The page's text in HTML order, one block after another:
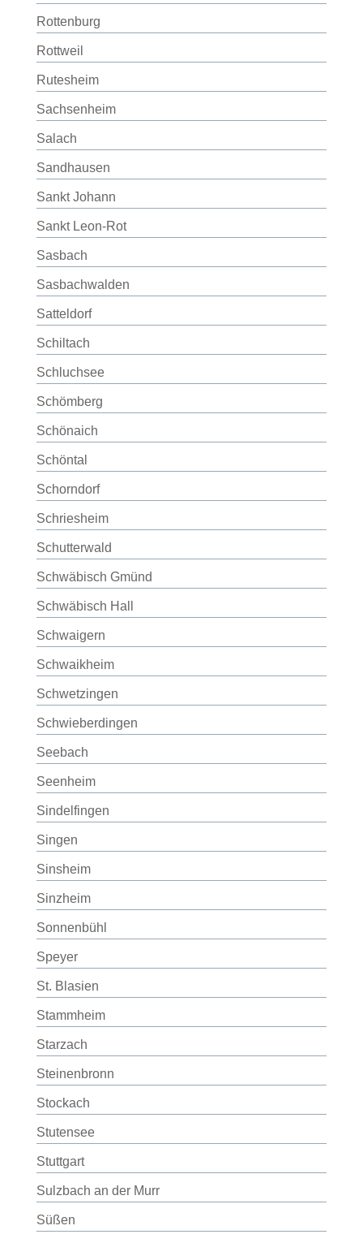
Rottenburg
Rottweil
Rutesheim
Sachsenheim
Salach
Sandhausen
Sankt Johann
Sankt Leon-Rot
Sasbach
Sasbachwalden
Satteldorf
Schiltach
Schluchsee
Schömberg
Schönaich
Schöntal
Schorndorf
Schriesheim
Schutterwald
Schwäbisch Gmünd
Schwäbisch Hall
Schwaigern
Schwaikheim
Schwetzingen
Schwieberdingen
Seebach
Seenheim
Sindelfingen
Singen
Sinsheim
Sinzheim
Sonnenbühl
Speyer
St. Blasien
Stammheim
Starzach
Steinenbronn
Stockach
Stutensee
Stuttgart
Sulzbach an der Murr
Süßen